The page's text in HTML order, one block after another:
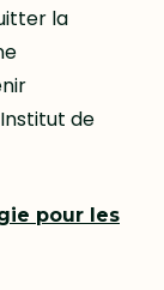
la
de
pour les